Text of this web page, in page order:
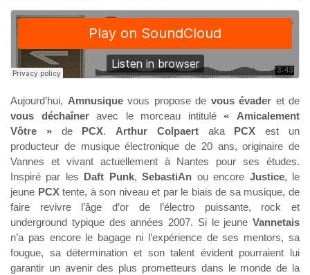
Aujourd’hui, Amnusiquevous propose de vous évader et de
vous déchaîneravec le morceau intitulé« Amicalement
Vôtre »de PCX. Arthur Colpaertaka PCX est un
producteur de musique électronique de 20 ans, originaire de
Vannes et vivant actuellement à Nantes pour ses études.
Inspiré par les Daft Punk,SebastiAn ou encore Justice, le
jeune PCXtente, à son niveau et par le biais de sa musique, de
faire revivre l’âge d’or de l’électro puissante, rock et
underground typique des années 2007. Si le jeune Vannetais
n’a pas encore le bagage ni l’expérience de ses mentors, sa
fougue, sa détermination et son talent évident pourraient lui
garantir un avenir des plus prometteurs dans le monde de la